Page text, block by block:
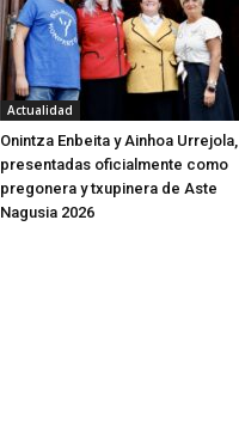
Actualidad
Onintza Enbeita y Ainhoa Urrejola,
presentadas oficialmente como
pregonera y txupinera de Aste
Nagusia 2026